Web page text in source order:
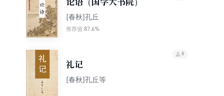
论语（国学大书院）
[春秋]孔丘
推荐值 87.6%
礼记
[春秋]孔丘等
8